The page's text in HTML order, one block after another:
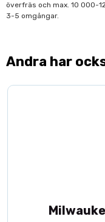
överfräs och max. 10 000-
3-5 omgångar.
Andra har